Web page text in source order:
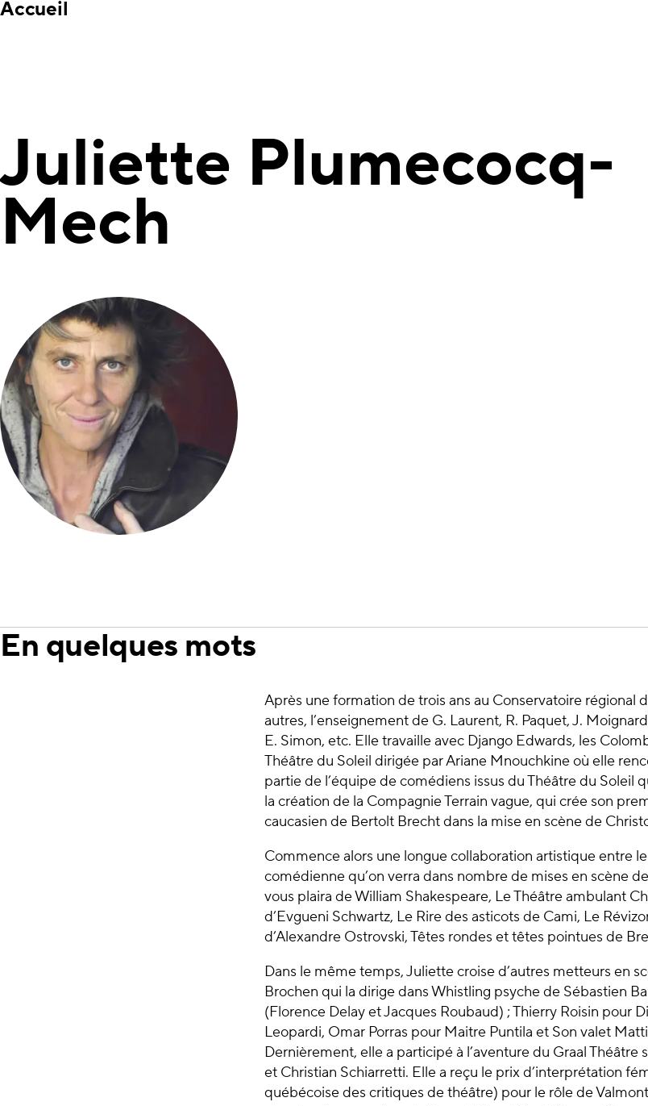
Accueil
Juliette Plumecocq-
Mech
En quelques mots
Après une formation de trois ans au Conservatoire régional
autres, l’enseignement de G. Laurent, R. Paquet, J.
E. Simon, etc. Elle travaille avec Django Edwards, les
Théâtre du Soleil dirigée par Ariane Mnouchkine où elle
partie de l’équipe de comédiens issus du Théâtre du Soleil
la création de la Compagnie Terrain vague, qui crée son
caucasien de Bertolt Brecht dans la mise en scène de
Commence alors une longue collaboration artistique entre
comédienne qu’on verra dans nombre de mises en scène
vous plaira de William Shakespeare, Le Théâtre ambulant
d’Evgueni Schwartz, Le Rire des asticots de Cami, Le
d’Alexandre Ostrovski, Têtes rondes et têtes pointues de
Dans le même temps, Juliette croise d’autres metteurs en
Brochen qui la dirige dans Whistling psyche de Sébastien
(Florence Delay et Jacques Roubaud) ; Thierry Roisin pour
Leopardi, Omar Porras pour Maitre Puntila et Son valet
Dernièrement, elle a participé à l’aventure du Graal Théâtre
et Christian Schiarretti. Elle a reçu le prix d’interprétation
québécoise des critiques de théâtre) pour le rôle de